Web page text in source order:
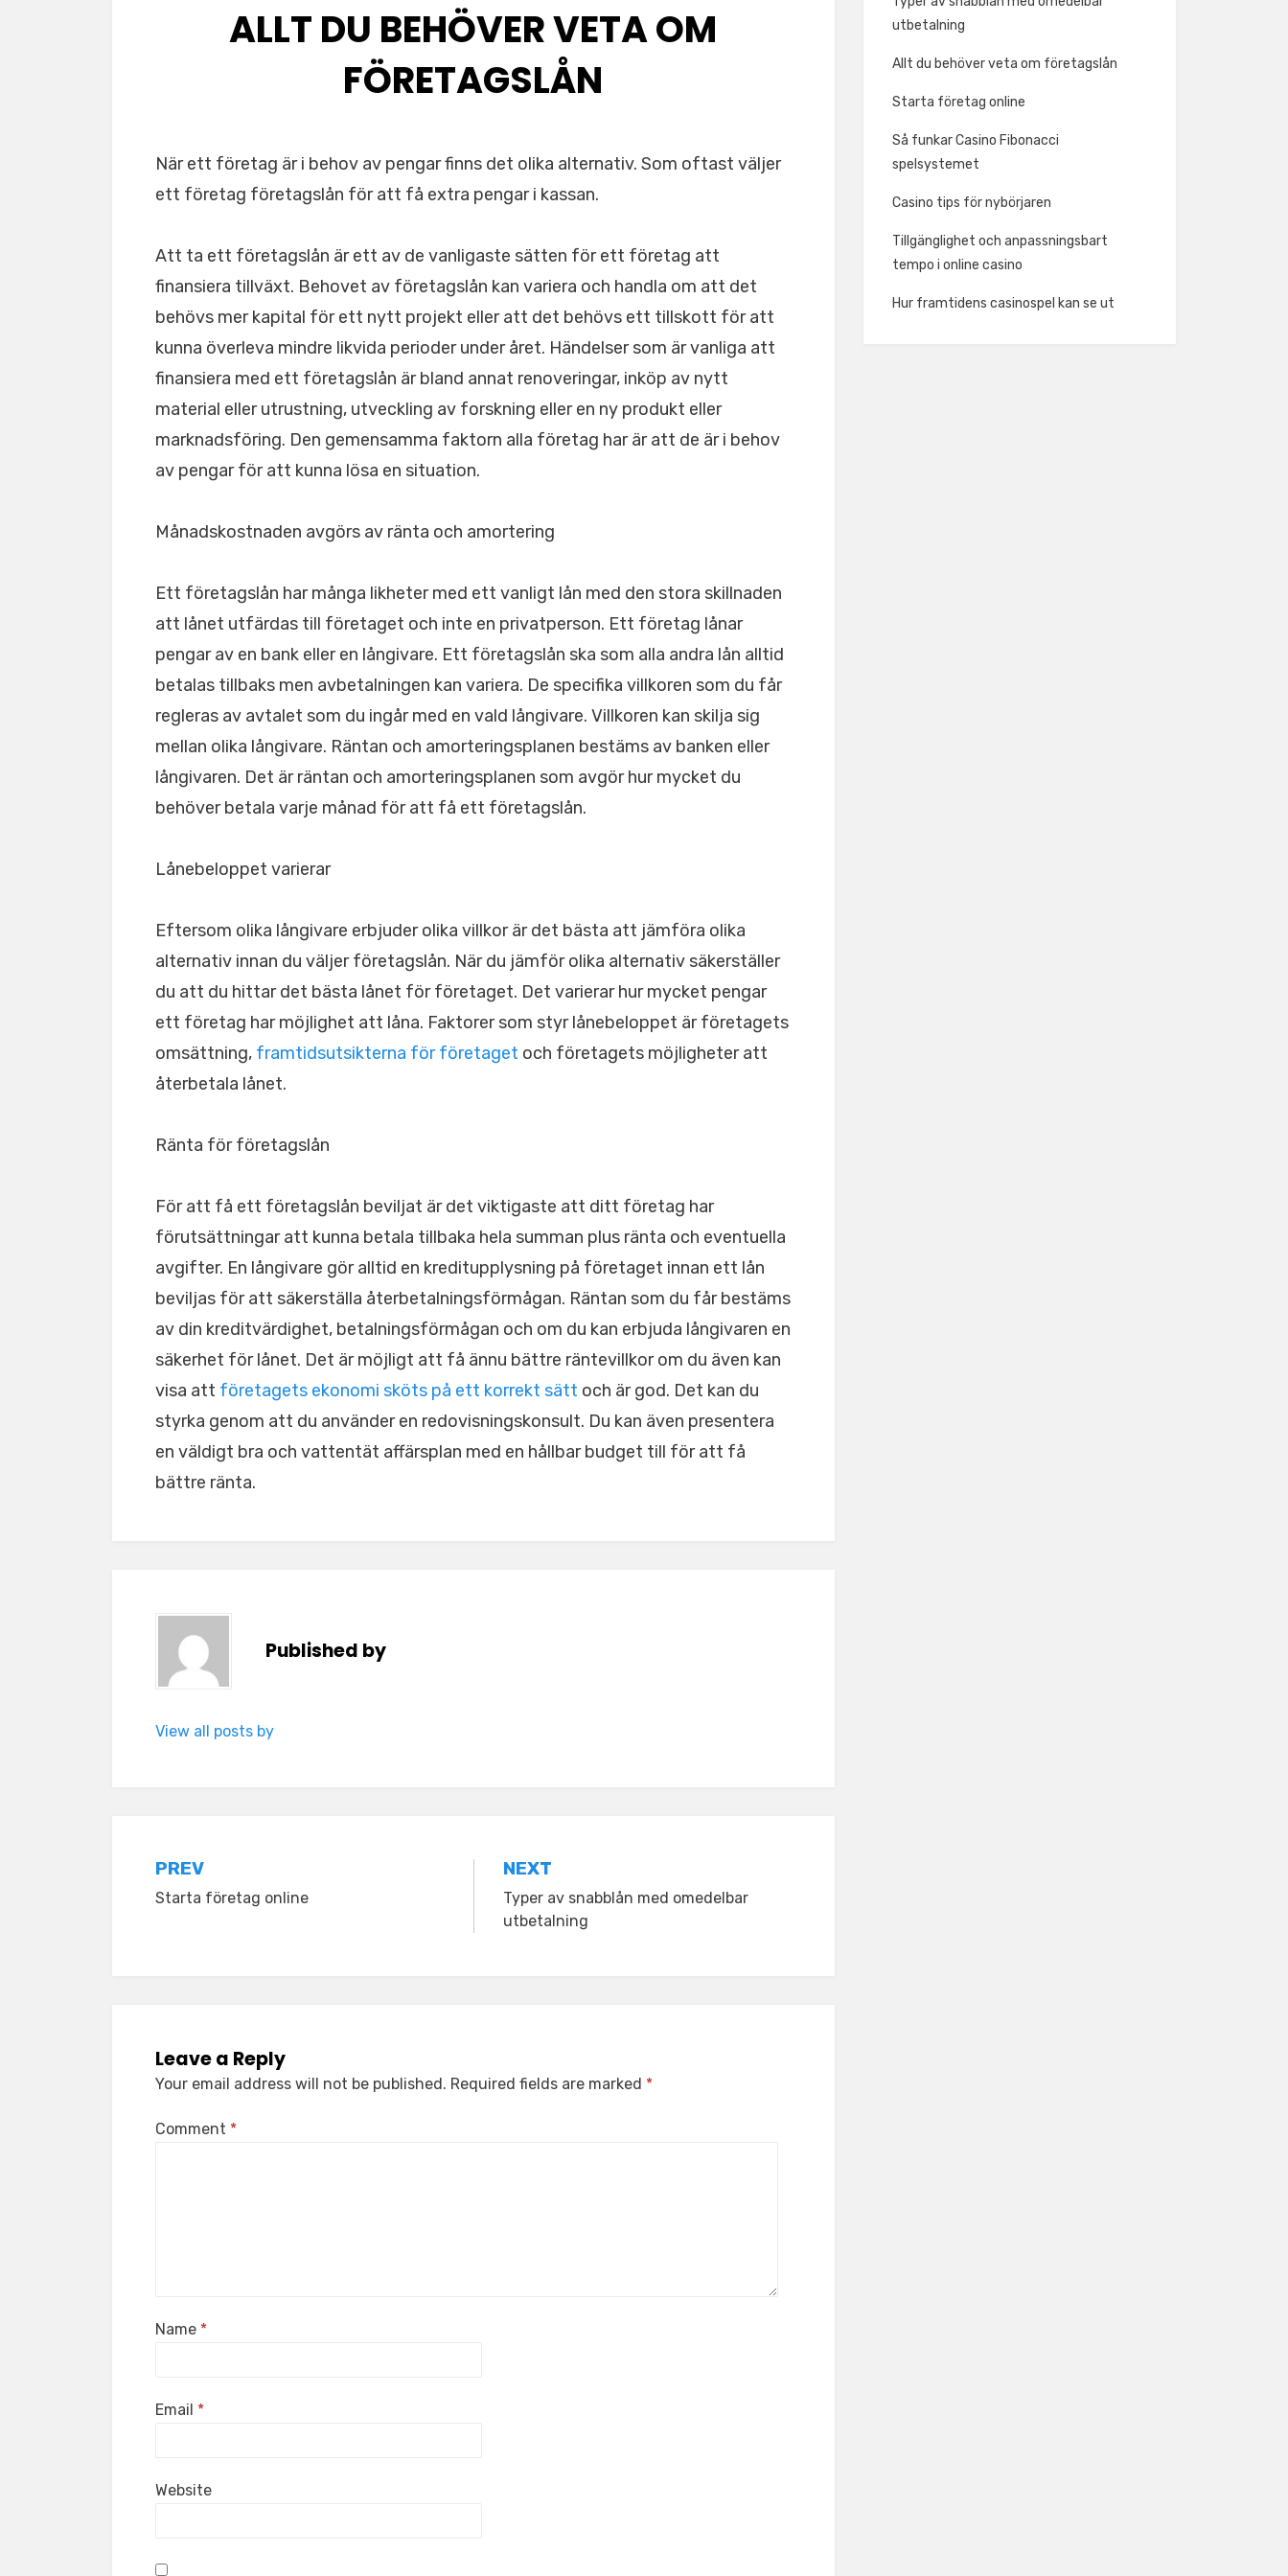
ALLT DU BEHÖVER VETA OM
FÖRETAGSLÅN
När ett företag är i behov av pengar finns det olika alternativ. Som oftast väljer
ett företag företagslån för att få extra pengar i kassan.
Att ta ett företagslån är ett av de vanligaste sätten för ett företag att
finansiera tillväxt. Behovet av företagslån kan variera och handla om att det
behövs mer kapital för ett nytt projekt eller att det behövs ett tillskott för att
kunna överleva mindre likvida perioder under året. Händelser som är vanliga att
finansiera med ett företagslån är bland annat renoveringar, inköp av nytt
material eller utrustning, utveckling av forskning eller en ny produkt eller
marknadsföring. Den gemensamma faktorn alla företag har är att de är i behov
av pengar för att kunna lösa en situation.
Månadskostnaden avgörs av ränta och amortering
Ett företagslån har många likheter med ett vanligt lån med den stora skillnaden
att lånet utfärdas till företaget och inte en privatperson. Ett företag lånar
pengar av en bank eller en långivare. Ett företagslån ska som alla andra lån alltid
betalas tillbaks men avbetalningen kan variera. De specifika villkoren som du får
regleras av avtalet som du ingår med en vald långivare. Villkoren kan skilja sig
mellan olika långivare. Räntan och amorteringsplanen bestäms av banken eller
långivaren. Det är räntan och amorteringsplanen som avgör hur mycket du
behöver betala varje månad för att få ett företagslån.
Lånebeloppet varierar
Eftersom olika långivare erbjuder olika villkor är det bästa att jämföra olika
alternativ innan du väljer företagslån. När du jämför olika alternativ säkerställer
du att du hittar det bästa lånet för företaget. Det varierar hur mycket pengar
ett företag har möjlighet att låna. Faktorer som styr lånebeloppet är företagets
omsättning, framtidsutsikterna för företaget och företagets möjligheter att
återbetala lånet.
Ränta för företagslån
För att få ett företagslån beviljat är det viktigaste att ditt företag har
förutsättningar att kunna betala tillbaka hela summan plus ränta och eventuella
avgifter. En långivare gör alltid en kreditupplysning på företaget innan ett lån
beviljas för att säkerställa återbetalningsförmågan. Räntan som du får bestäms
av din kreditvärdighet, betalningsförmågan och om du kan erbjuda långivaren en
säkerhet för lånet. Det är möjligt att få ännu bättre räntevillkor om du även kan
visa att företagets ekonomi sköts på ett korrekt sätt och är god. Det kan du
styrka genom att du använder en redovisningskonsult. Du kan även presentera
en väldigt bra och vattentät affärsplan med en hållbar budget till för att få
bättre ränta.
Published by
View all posts by
Post
navigation
PREV
Starta företag online
NEXT
Typer av snabblån med omedelbar
utbetalning
Leave a Reply
Your email address will not be published. Required fields are marked *
Comment *
Name *
Email *
Website
utbetalning
Allt du behöver veta om företagslån
Starta företag online
Så funkar Casino Fibonacci
spelsystemet
Casino tips för nybörjaren
Tillgänglighet och anpassningsbart
tempo i online casino
Hur framtidens casinospel kan se ut